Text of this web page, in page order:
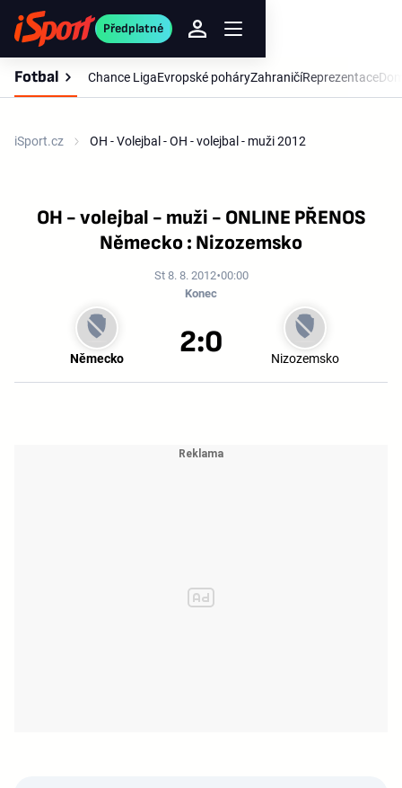
Předplatné
Fotbal Chance LigaEvropské poháryZahraničíReprezentace
iSport.cz OH - Volejbal - OH - volejbal - muži 2012
OH - volejbal - muži - ONLINE PŘENOS
Německo : Nizozemsko
St 8. 8. 2012 00:00
Konec
Německo Nizozemsko
2:0